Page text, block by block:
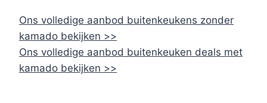
Ons volledige aanbod buitenkeukens zonder
kamado bekijken >>
Ons volledige aanbod buitenkeuken deals met
kamado bekijken >>